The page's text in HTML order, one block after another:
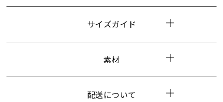
サイズガイド
素材
配送について